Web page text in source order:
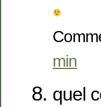
min
quel